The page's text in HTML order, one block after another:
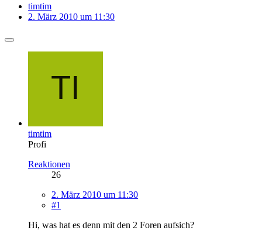
timtim
2. März 2010 um 11:30
timtim
Profi
Reaktionen
26
2. März 2010 um 11:30
#1
Hi, was hat es denn mit den 2 Foren aufsich?